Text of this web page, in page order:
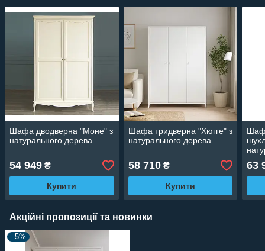
Шафа дводверна "Моне" з
натурального дерева
54 949 ₴
Купити
Шафа тридверна "Хюгге" з
натурального дерева
58 710₴
Купити
63
Акційні пропозиції та новинки
–5%